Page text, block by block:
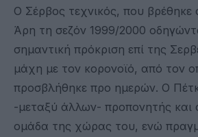
O Σέρβος τεχνικός, που
Άρη τη σεζόν 1999/2000
σημαντική πρόκριση επί της
μάχη με τον κορονοϊό, από τον
προσβλήθηκε προ ημερών. Ο
-μεταξύ άλλων- προπονητής και
ομάδα της χώρας του, ενώ